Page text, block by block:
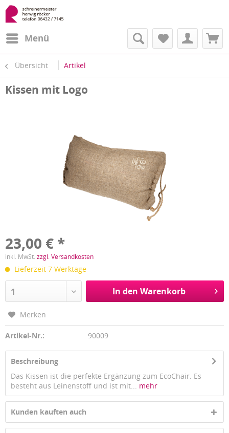
Menü
Übersicht Artikel
Kissen mit Logo
23,00 € *
inkl. MwSt. zzgl. Versandkosten
Lieferzeit 7 Werktage
1 In den Warenkorb
Merken
Artikel-Nr.: 90009
Beschreibung
Das Kissen ist die perfekte Ergänzung zum EcoChair. Es
besteht aus Leinenstoff und ist mit... mehr
Kunden kauften auch